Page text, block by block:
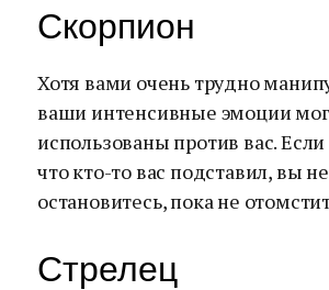
Скорпион
Хотя вами очень трудно
ваши интенсивные эмоции
использованы против вас.
что кто-то вас подставил, вы не
остановитесь, пока не
Стрелец